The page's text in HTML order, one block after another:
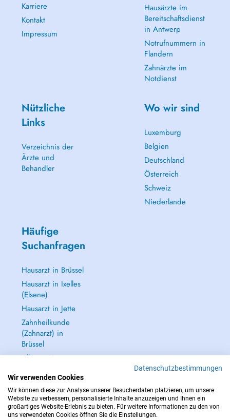
Karriere
Kontakt
Impressum
Hausärzte im
Bereitschaftsdienst
in Antwerp
Notrufnummern in
Flandern
Zahnärzte im
Notdienst
Nützliche
Links
Verzeichnis der
Ärzte und
Behandler
Wo wir sind
Luxemburg
Belgien
Deutschland
Österreich
Schweiz
Niederlande
Häufige
Suchanfragen
Hausarzt in Brüssel
Hausarzt in Ixelles
(Elsene)
Hausarzt in Jette
Zahnheilkunde
(Zahnarzt) in
Brüssel
Alle anzeigen →
IM NOTFALL WENDEN SIE SICH AN : 112
Datenschutzbestimmungen
Wir verwenden Cookies
Wir können diese zur Analyse unserer Besucherdaten platzieren, um unsere
Website zu verbessern, personalisierte Inhalte anzuzeigen und Ihnen ein
großartiges Website-Erlebnis zu bieten. Für weitere Informationen zu den von
uns verwendeten Cookies öffnen Sie die Einstellungen.